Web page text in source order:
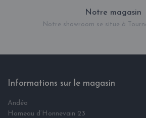
Notre magasin
Notre showroom se situe à
Informations sur le magasin
Andéo
Hameau d‘Honnevain 23